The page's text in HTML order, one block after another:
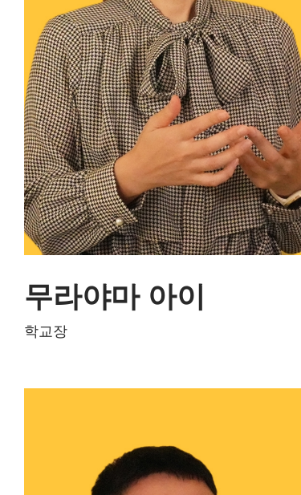
日本語教師歴20数年。
海外生活の経験あり。抽象的な話ばかりの
を日本語だけじゃなくフィジカル・メンタ
무라야마 아이
학교장